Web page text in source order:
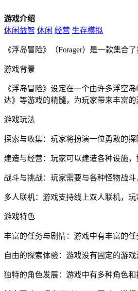
游戏介绍
休闲益智 休闲 经营 生存模拟
《浮岛冒险》（Forager）是一款集
游戏背景
《浮岛冒险》设定在一个由许多浮空
达》等游戏的精髓，为玩家带来丰富的
游戏玩法
探索与收集：玩家将扮演一位勇敢的
建造与经营：玩家可以建造各种设施
战斗与挑战：玩家需要与各种怪物战
多人联机：游戏支持线上双人联机，
游戏特色
丰富的任务与剧情：游戏中有丰富的
自由的探索体验：游戏没有固定的游
独特的角色发展：游戏中有多种角色